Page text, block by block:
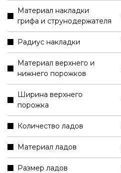
Материал накладки
грифа и струнодержателя
Радиус накладки
Материал верхнего и
нижнего порожков
Ширина верхнего
порожка
Количество ладов
Материал ладов
Размер ладов